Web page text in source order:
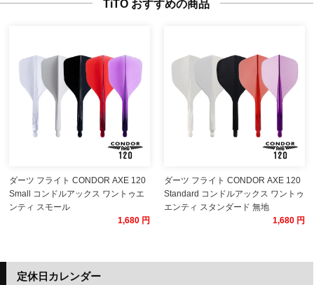
ダーツ フライト CONDOR AXE 120
Small コンドルアックス ワントゥエ
ンティ スモール
1,680 円
ダーツ フライト CONDOR AXE 120
Standard コンドルアックス ワントゥ
エンティ スタンダード 無地
1,680 円
定休日カレンダー